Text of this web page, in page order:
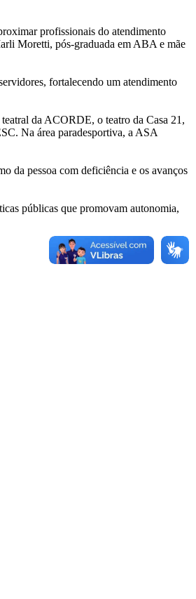
profissionais do atendimento
Moretti, pós-graduada em ABA e mãe
fortalecendo um atendimento
da ACORDE, o teatro da Casa 21,
Na área paradesportiva, a ASA
da pessoa com deficiência e os avanços
públicas que promovam autonomia,